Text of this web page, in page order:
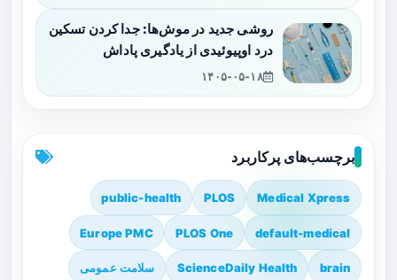
روشی جدید در موش‌ها: جدا کردن تسکین
درد اوپیوئیدی از یادگیری پاداش
۱۴۰۵-۰۵-۱۸
برچسب‌های پرکاربرد
Medical Xpress
PLOS
public-health
default-medical
PLOS One
Europe PMC
brain
ScienceDaily Health سلامت عمومی